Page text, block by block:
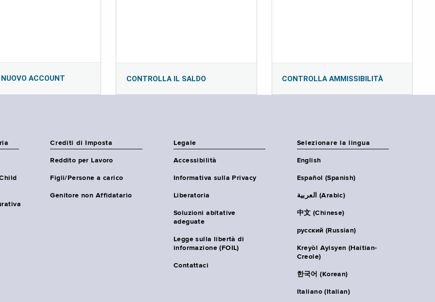
NUOVO ACCOUNT CONTROLLA IL SALDO CONTROLLA AMMISSIBILITÀ
Crediti di Imposta
Reddito per Lavoro
Figli/Persone a carico
Genitore non Affidatario
Legale
Accessibilità
Informativa sulla Privacy
Liberatoria
Soluzioni abitative
adeguate
Legge sulla libertà di
informazione (FOIL)
Contattaci
Selezionare la lingua
English
Español (Spanish)
العربية (Arabic)
中文 (Chinese)
русский (Russian)
Kreyòl Ayisyen (Haitian-
Creole)
한국어 (Korean)
Italiano (Italian)